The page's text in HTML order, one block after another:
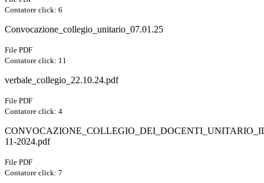
Contatore click: 6
Convocazione_collegio_unitario_07.01.25
File PDF
Contatore click: 11
verbale_collegio_22.10.24.pdf
File PDF
Contatore click: 4
11-2024.pdf
File PDF
Contatore click: 7